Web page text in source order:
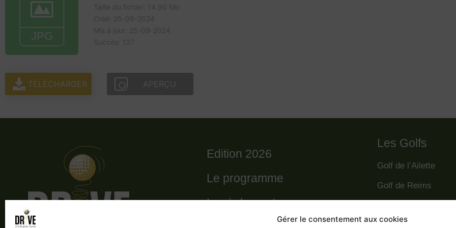
Gérer le consentement aux cookies
TÉLÉCHARGER APERÇU
Edition 2026
Le programme
Le règlement
Les Golfs
Golf de l’Ailette
Golf de Reims
Golf des Poursaudes